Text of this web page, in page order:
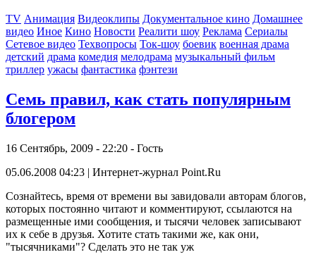
TV Анимация Видеоклипы Документальное кино Домашнее
видео Иное Кино Новости Реалити шоу Реклама Сериалы
Сетевое видео Техвопросы Ток-шоу боевик военная драма
детский драма комедия мелодрама музыкальный фильм
триллер ужасы фантастика фэнтези
Семь правил, как стать популярным
блогером
16 Сентябрь, 2009 - 22:20 - Гость
05.06.2008 04:23 | Интернет-журнал Point.Ru
Сознайтесь, время от времени вы завидовали авторам блогов,
которых постоянно читают и комментируют, ссылаются на
размещенные ими сообщения, и тысячи человек записывают
их к себе в друзья. Хотите стать такими же, как они,
"тысячниками"? Сделать это не так уж